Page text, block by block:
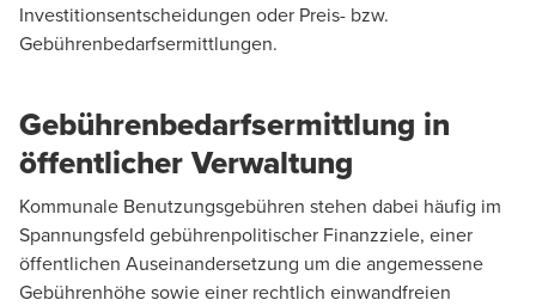
Investitionsentscheidungen oder Preis- bzw.
Gebührenbedarfsermittlungen.
Gebührenbedarfsermittlung in
öffentlicher Verwaltung
Kommunale Benutzungsgebühren stehen dabei häufig im
Spannungsfeld gebührenpolitischer Finanzziele, einer
öffentlichen Auseinandersetzung um die angemessene
Gebührenhöhe sowie einer rechtlich einwandfreien